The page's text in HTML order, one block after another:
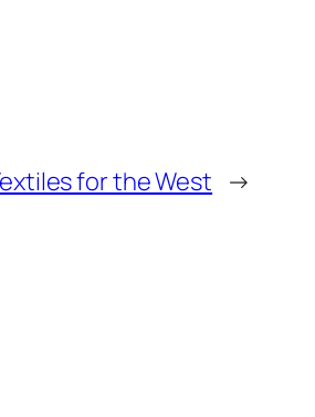
for the West →